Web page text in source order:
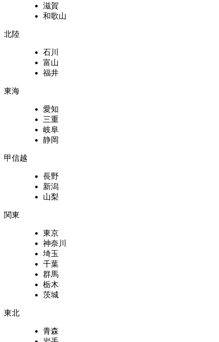
滋賀
和歌山
北陸
石川
富山
福井
東海
愛知
三重
岐阜
静岡
甲信越
長野
新潟
山梨
関東
東京
神奈川
埼玉
千葉
群馬
栃木
茨城
東北
青森